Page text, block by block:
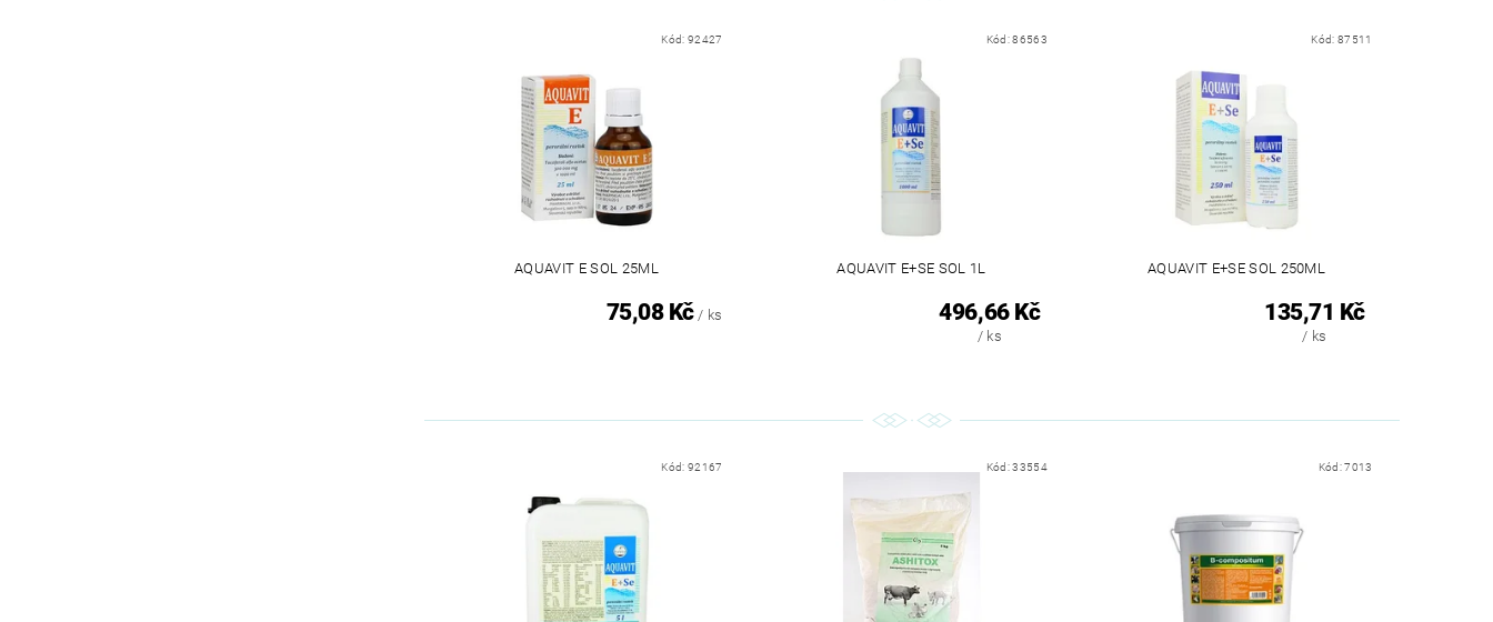
Kód: 92427
AQUAVIT E SOL 25ML
75,08 Kč / ks
Kód:86563
AQUAVIT E+SE SOL 1L
496,66 Kč
/ ks
Kód:87511
AQUAVIT E+SE SOL 250ML
135,71 Kč
/ ks
Kód: 92167 Kód:33554 Kód:7013